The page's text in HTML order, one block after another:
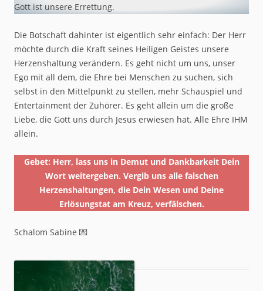
Gott ist unsere Errettung.
Die Botschaft dahinter ist eigentlich sehr einfach: Der Herr
möchte durch die Kraft seines Heiligen Geistes unsere
Herzenshaltung verändern. Es geht nicht um uns, unser
Ego mit all dem, die Ehre bei Menschen zu suchen, sich
selbst in den Mittelpunkt zu stellen, mehr Schauspiel und
Entertainment der Zuhörer. Es geht allein um die große
Liebe, die Gott uns durch Jesus erwiesen hat. Alle Ehre IHM
allein.
Gebet: Herr, lass uns in Demut und Dankbarkeit Dein
Wort weitergeben. Vergib uns alle falschen
Herzenshaltungen, die Dein Wesen und Deine
Erlösungstat am Kreuz, verfälschen.
Schalom Sabine 💌